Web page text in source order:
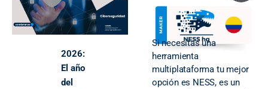
2026:
El año
del
Si necesitas una
herramienta
multiplataforma tu mejor
opción es NESS, es un